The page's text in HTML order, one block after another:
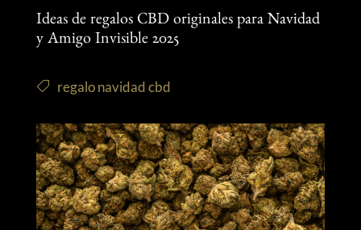
Ideas de regalos CBD originales para Navidad
y Amigo Invisible 2025
regalo navidad cbd